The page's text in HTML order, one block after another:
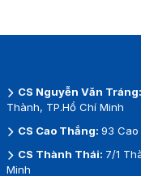
CS Nguyễn Văn Tráng:
Thành, TP.Hồ Chí Minh
CS Cao Thắng: 93 Cao
CS Thành Thái: 7/1
Minh